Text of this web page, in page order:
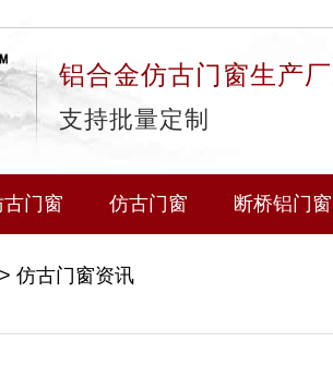
铝合金仿古门窗生产
支持批量定制
门窗 仿古门窗 断桥铝门窗
> 仿古门窗资讯